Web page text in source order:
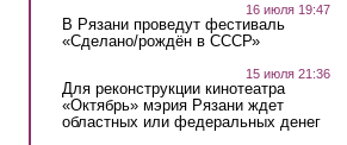
16 июля 19:47
В Рязани проведут фестиваль
«Сделано/рождён в СССР»
15 июля 21:36
Для реконструкции кинотеатра
«Октябрь» мэрия Рязани ждет
областных или федеральных денег